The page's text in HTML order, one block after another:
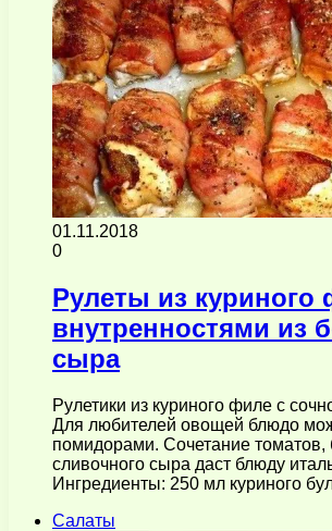
01.11.2018
0
Рулеты из куриного
внутренностями из
сыра
Рулетики из куриного филе с
Для любителей овощей блюдо
помидорами. Сочетание томатов,
сливочного сыра даст блюду
Ингредиенты: 250 мл куриного
Салаты